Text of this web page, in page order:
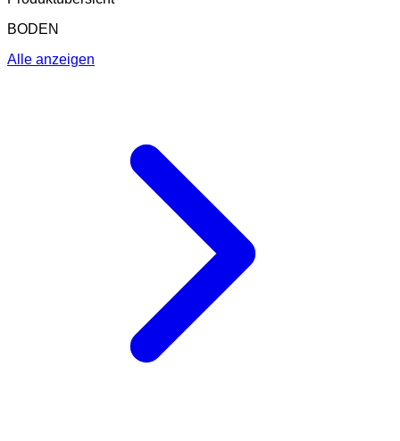
BODEN
Alle anzeigen